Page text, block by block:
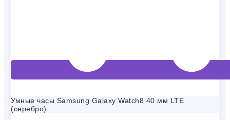
Умные часы Samsung Galaxy Watch8 40 мм LTE
(серебро)